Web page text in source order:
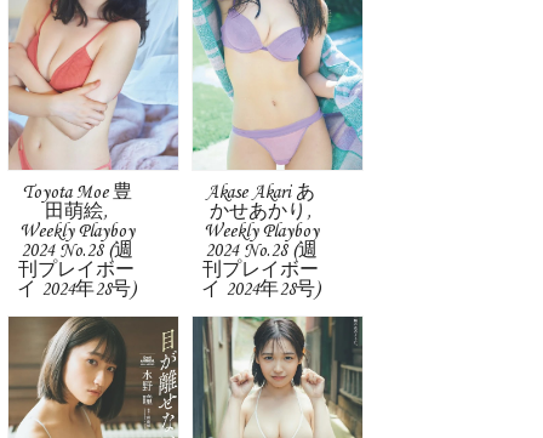
Toyota Moe 豊
田萌絵,
Weekly Playboy
2024 No.28 (週
刊プレイボー
イ 2024年28号)
Akase Akari あ
かせあかり,
Weekly Playboy
2024 No.28 (週
刊プレイボー
イ 2024年28号)